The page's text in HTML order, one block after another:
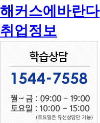
해커스에바란다
취업정보